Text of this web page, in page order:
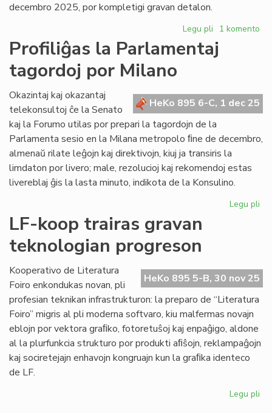
decembro 2025, por kompletigi gravan detalon.
Legu pli pri
Ekde
2026
"banko"
funkcios
fonduso
1 komento
Profiliĝas la Parlamentaj
tagordoj por Milano
HeKo 895 6-C, 1 dec 25
Okazintaj kaj okazantaj
telekonsultoj ĉe la Senato
kaj la Forumo utilas por prepari la tagordojn de la
Parlamenta sesio en la Milana metropolo ﬁne de decembro,
almenaŭ rilate leĝojn kaj direktivojn, kiuj ja transiris la
limdaton por livero; male, rezolucioj kaj rekomendoj estas
livereblaj ĝis la lasta minuto, indikota de la Konsulino.
Legu pli
por
LF-koop trairas gravan
teknologian progreson
HeKo 895 5-B, 30 nov 25
Kooperativo de Literatura
Foiro enkondukas novan, pli
profesian teknikan infrastrukturon: la preparo de “Literatura
Foiro” migris al pli moderna softvaro, kiu malfermas novajn
eblojn por vektora graﬁko, fotoretuŝoj kaj enpaĝigo, aldone
al la plurfunkcia strukturo por produkti aﬁŝojn, reklampaĝojn
kaj sociretejajn enhavojn kongruajn kun la graﬁka identeco
de LF.
Legu pli